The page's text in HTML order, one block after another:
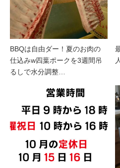
BBQは自由ダー！夏のお肉の
仕込みw四葉ポークを3週間吊
るしで水分調整…